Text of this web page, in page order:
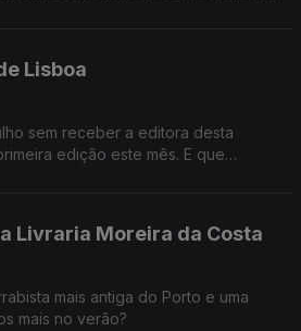
Lisboa
sem receber a editora desta
edição este mês. E que
Livraria Moreira da Costa
mais antiga do Porto e uma
mais no verão?